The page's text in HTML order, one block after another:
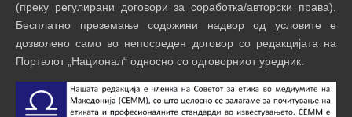
(преку регулирани договори за соработка/авторски права).
Бесплатно преземање содржини надвор од условите е
дозволено само во непосреден договор со редакцијата на
Порталот „Национал“ односно со одговорниот уредник.